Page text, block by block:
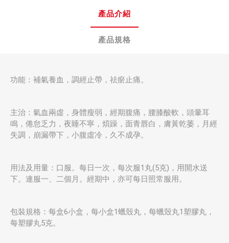
產品介紹
產品規格
功能：補氣養血，調經止帶，祛瘀止痛。
主治：氣血兩虛，身體瘦弱，經期腹痛，腰膝酸軟，頭暈耳
鳴，倦怠乏力，夜睡不寧，煩躁，面青唇白，膚黃乾萎，月經
失調，崩漏帶下，小腹虛冷，久不成孕。
用法及用量：口服。每日一次，每次服1丸(5克)，用開水送
下。連服一、二個月。經期中，亦可每日照常服用。
包裝規格：每盒6小盒，每小盒1蠟殼丸，每蠟殼丸1塑膠丸，
每塑膠丸5克。